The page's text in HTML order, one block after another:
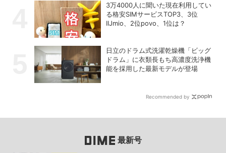
3万4000人に聞いた現在利用してい
る格安SIMサービスTOP3、3位
IIJmio、2位povo、1位は？
日立のドラム式洗濯乾燥機「ビッグ
ドラム」に衣類長もち高濃度洗浄機
能を採用した最新モデルが登場
Recommended by
最新号